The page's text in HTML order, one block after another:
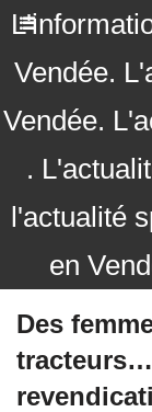
Vendée.
Vendée.
.
l'actualité
en
Des